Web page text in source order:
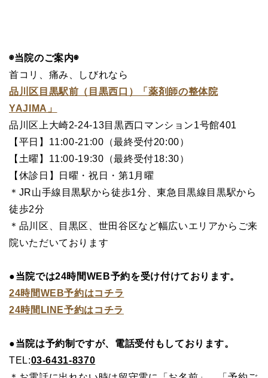
◉当院のご案内◉
首コリ、痛み、しびれなら
品川区目黒駅前（目黒西口）「薬剤師の整体院
YAJIMA」
品川区上大崎2-24-13目黒西口マンション1号館401
【平日】11:00-21:00（最終受付20:00）
【土曜】11:00-19:30（最終受付18:30）
【休診日】日曜・祝日・第1月曜
＊JR山手線目黒駅から徒歩1分、東急目黒線目黒駅から
徒歩2分
＊品川区、目黒区、世田谷区など幅広いエリアからご来
院いただいております
●当院では24時間WEB予約を受け付けております。
24時間WEB予約はコチラ
24時間LINE予約はコチラ
●当院は予約制ですが、電話受付もしております。
TEL:03-6431-8370